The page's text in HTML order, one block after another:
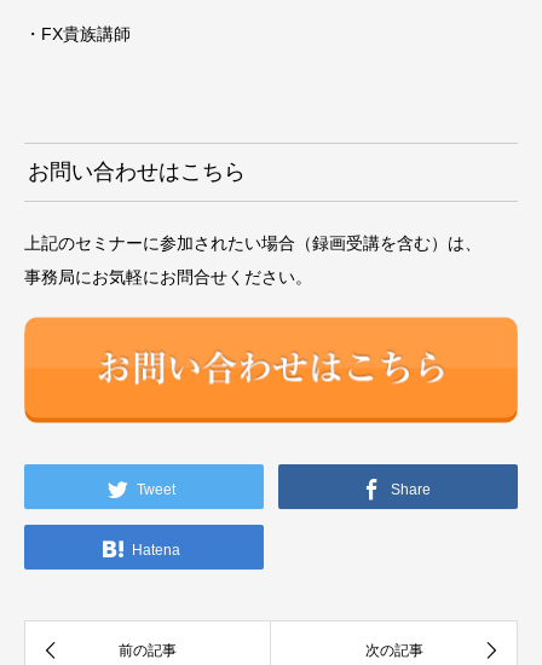
・FX貴族講師
お問い合わせはこちら
上記のセミナーに参加されたい場合（録画受講を含む）は、
事務局にお気軽にお問合せください。
Tweet Share
Hatena